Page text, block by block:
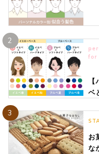
2
for
ベ
3
お
な